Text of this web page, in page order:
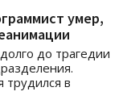
умер,
до трагедии
в